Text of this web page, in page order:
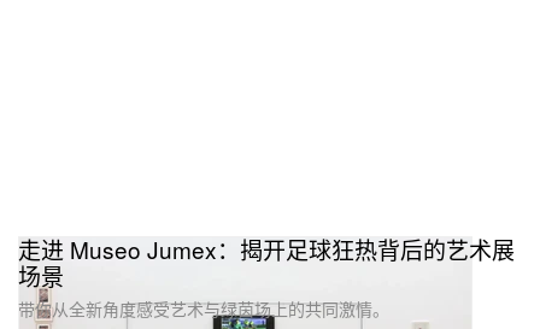
走进 Museo Jumex：揭开足球狂热背后的艺术展
场景
带你从全新角度感受艺术与绿茵场上的共同激情。